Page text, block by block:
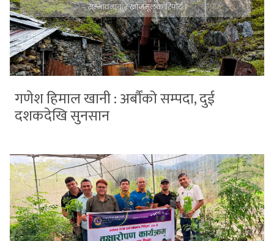
गणेश हिमाल खानी : अर्बौंको सम्पदा, दुई
दशकदेखि सुनसान